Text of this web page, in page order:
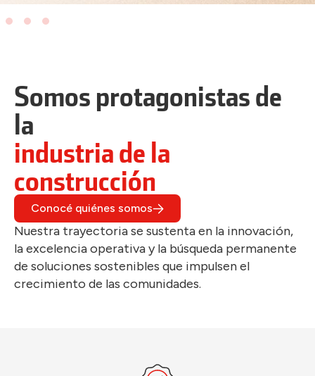
Somos protagonistas de
la
industria de la
construcción
Conocé quiénes somos
Nuestra trayectoria se sustenta en la innovación,
la excelencia operativa y la búsqueda permanente
de soluciones sostenibles que impulsen el
crecimiento de las comunidades.